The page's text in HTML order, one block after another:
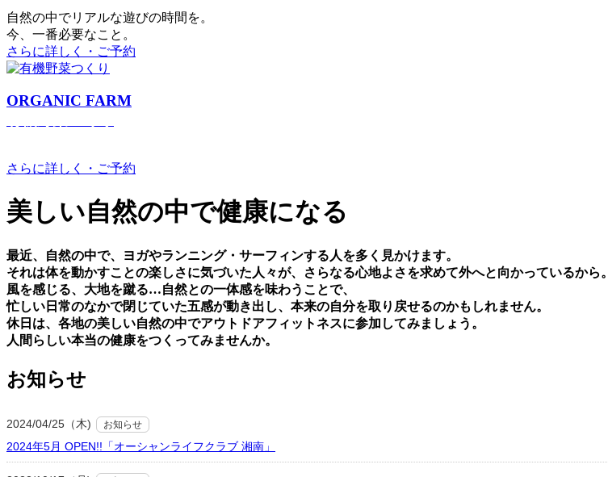
⾃然の中でリアルな遊びの時間を。
今、⼀番必要なこと。
さらに詳しく・ご予約
ORGANIC FARM
さらに詳しく・ご予約
美しい⾃然の中で健康になる
最近、⾃然の中で、ヨガやランニング・サーフィンする⼈を多く⾒かけます。
それは体を動かすことの楽しさに気づいた⼈々が、さらなる⼼地よさを求めて外へと向かっているから。
⾵を感じる、⼤地を蹴る…⾃然との⼀体感を味わうことで、
忙しい⽇常のなかで閉じていた五感が動き出し、本来の⾃分を取り戻せるのかもしれません。
休⽇は、各地の美しい⾃然の中でアウトドアフィットネスに参加してみましょう。
⼈間らしい本当の健康をつくってみませんか。
お知らせ
2024/04/25（木) お知らせ
2024年5月 OPEN!!「オーシャンライフクラブ 湘南」